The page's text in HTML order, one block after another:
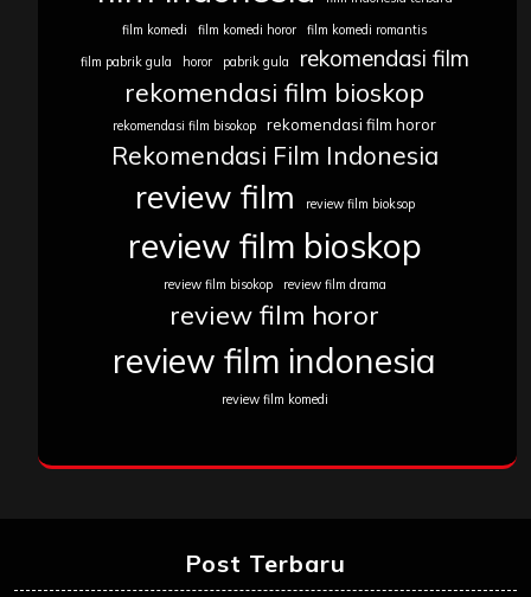
film komedi
film komedi horor
film komedi romantis
film pabrik gula
horor pabrik gula rekomendasi film
rekomendasi film bioskop
rekomendasi film bisokop rekomendasi film horor
Rekomendasi Film Indonesia
review film review film bioksop
review film bioskop
review film bisokop review film drama
review film horor
review film indonesia
review film komedi
Post Terbaru